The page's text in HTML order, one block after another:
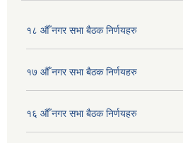
१८ औँ नगर सभा बैठक निर्णयहरु
१७ औँ नगर सभा बैठक निर्णयहरु
१६ औँ नगर सभा बैठक निर्णयहरु